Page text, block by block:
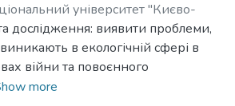
університет "Києво-
академія",2025)
Андрій
дослідження: виявити проблеми,
в екологічній сфері в
війни та повоєнного
more